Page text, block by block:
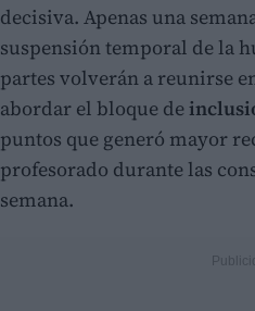
decisiva. Apenas una
suspensión temporal de la
partes volverán a reunirse
abordar el bloque de
puntos que generó mayor
profesorado durante las
semana.